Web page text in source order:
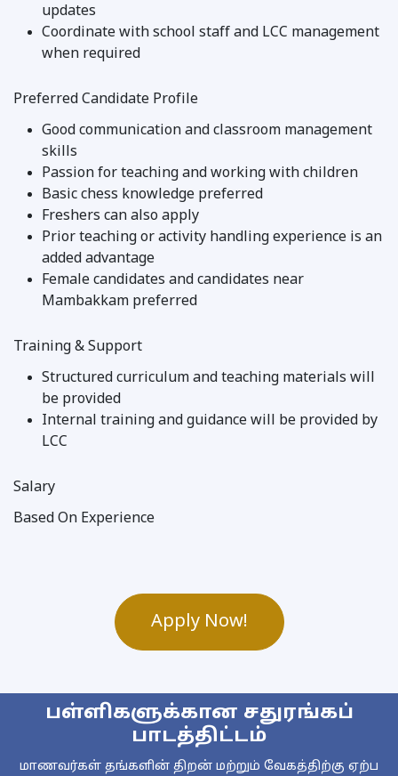
updates
Coordinate with school staff and LCC management
when required
Preferred Candidate Profile
Good communication and classroom management
skills
Passion for teaching and working with children
Basic chess knowledge preferred
Freshers can also apply
Prior teaching or activity handling experience is an
added advantage
Female candidates and candidates near
Mambakkam preferred
Training & Support
Structured curriculum and teaching materials will
be provided
Internal training and guidance will be provided by
LCC
Salary
Based On Experience
Apply Now!
பள்ளிகளுக்கான சதுரங்கப்
பாடத்திட்டம்
மாணவர்கள் தங்களின் திறன் மற்றும் வேகத்திற்கு ஏற்ப